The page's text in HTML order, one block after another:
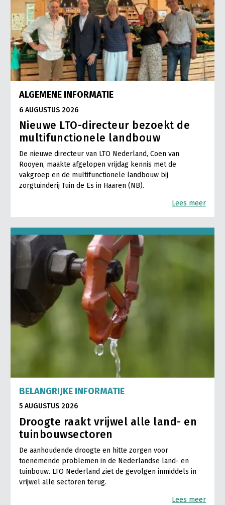
ALGEMENE INFORMATIE
6 AUGUSTUS 2026
Nieuwe LTO-directeur bezoekt de
multifunctionele landbouw
De nieuwe directeur van LTO Nederland, Coen van
Rooyen, maakte afgelopen vrijdag kennis met de
vakgroep en de multifunctionele landbouw bij
zorgtuinderij Tuin de Es in Haaren (NB).
Lees meer
BELANGRIJKE INFORMATIE
5 AUGUSTUS 2026
Droogte raakt vrijwel alle land- en
tuinbouwsectoren
De aanhoudende droogte en hitte zorgen voor
toenemende problemen in de Nederlandse land- en
tuinbouw. LTO Nederland ziet de gevolgen inmiddels in
vrijwel alle sectoren terug.
Lees meer